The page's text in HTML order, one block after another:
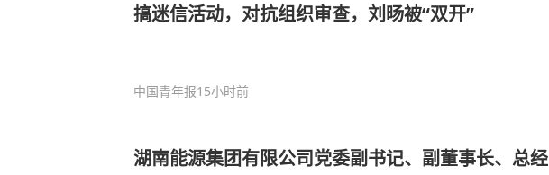
搞迷信活动，对抗组织审查，刘旸被“双开”
中国青年报15小时前
湖南能源集团有限公司党委副书记、副董事长、总经